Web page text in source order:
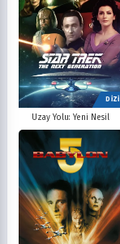
DİZİ
Uzay Yolu: Yeni Nesil